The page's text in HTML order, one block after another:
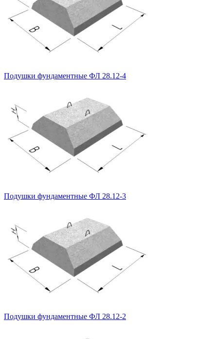
Подушки фундаментные ФЛ 28.12-4
Подушки фундаментные ФЛ 28.12-3
Подушки фундаментные ФЛ 28.12-2